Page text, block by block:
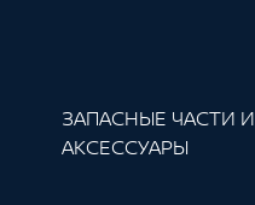
ЗАПАСНЫЕ ЧАСТИ И
АКСЕССУАРЫ